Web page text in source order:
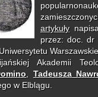
artykuły
przez: doc. dr
Akademii
, Tadeusza
w Elblągu.